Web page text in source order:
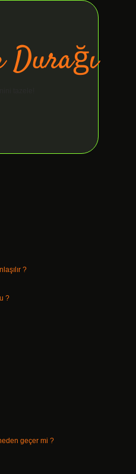
Durağı
?
?
geçer mi ?